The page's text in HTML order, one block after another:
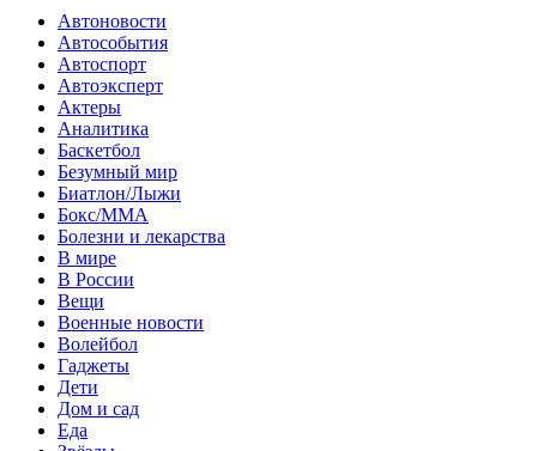
Автоновости
Автособытия
Автоспорт
Автоэксперт
Актеры
Аналитика
Баскетбол
Безумный мир
Биатлон/Лыжи
Бокс/MMA
Болезни и лекарства
В мире
В России
Вещи
Военные новости
Волейбол
Гаджеты
Дети
Дом и сад
Еда